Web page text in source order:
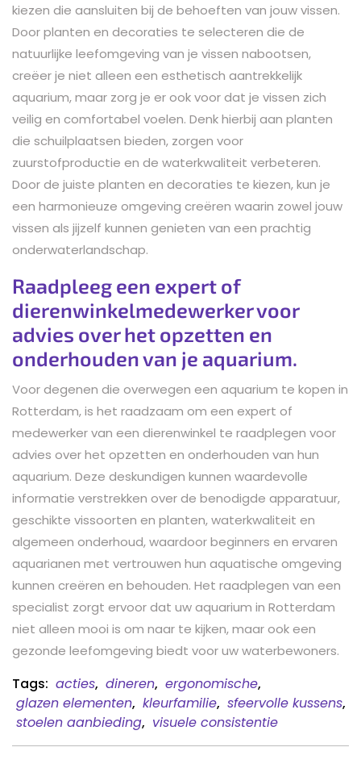
kiezen die aansluiten bij de behoeften van jouw vissen.
Door planten en decoraties te selecteren die de
natuurlijke leefomgeving van je vissen nabootsen,
creëer je niet alleen een esthetisch aantrekkelijk
aquarium, maar zorg je er ook voor dat je vissen zich
veilig en comfortabel voelen. Denk hierbij aan planten
die schuilplaatsen bieden, zorgen voor
zuurstofproductie en de waterkwaliteit verbeteren.
Door de juiste planten en decoraties te kiezen, kun je
een harmonieuze omgeving creëren waarin zowel jouw
vissen als jijzelf kunnen genieten van een prachtig
onderwaterlandschap.
Raadpleeg een expert of
dierenwinkelmedewerker voor
advies over het opzetten en
onderhouden van je aquarium.
Voor degenen die overwegen een aquarium te kopen in
Rotterdam, is het raadzaam om een expert of
medewerker van een dierenwinkel te raadplegen voor
advies over het opzetten en onderhouden van hun
aquarium. Deze deskundigen kunnen waardevolle
informatie verstrekken over de benodigde apparatuur,
geschikte vissoorten en planten, waterkwaliteit en
algemeen onderhoud, waardoor beginners en ervaren
aquarianen met vertrouwen hun aquatische omgeving
kunnen creëren en behouden. Het raadplegen van een
specialist zorgt ervoor dat uw aquarium in Rotterdam
niet alleen mooi is om naar te kijken, maar ook een
gezonde leefomgeving biedt voor uw waterbewoners.
Tags: acties, dineren, ergonomische,
glazen elementen, kleurfamilie, sfeervolle kussens,
stoelen aanbieding, visuele consistentie